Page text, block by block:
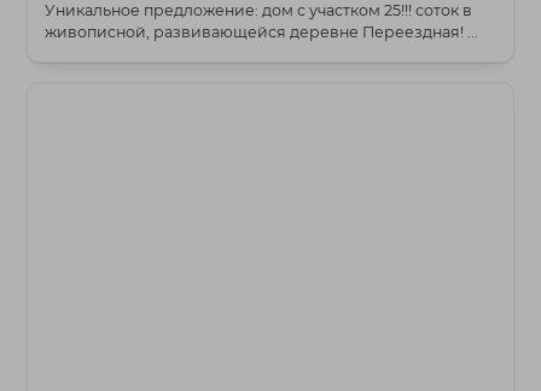
Уникальное предложение: дом с участком 25!!! соток в
живописной, развивающейся деревне Переездная! ...